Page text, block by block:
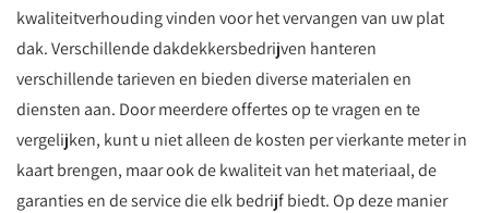
kwaliteitverhouding vinden voor het vervangen van uw plat
dak. Verschillende dakdekkersbedrijven hanteren
verschillende tarieven en bieden diverse materialen en
diensten aan. Door meerdere offertes op te vragen en te
vergelijken, kunt u niet alleen de kosten per vierkante meter in
kaart brengen, maar ook de kwaliteit van het materiaal, de
garanties en de service die elk bedrijf biedt. Op deze manier